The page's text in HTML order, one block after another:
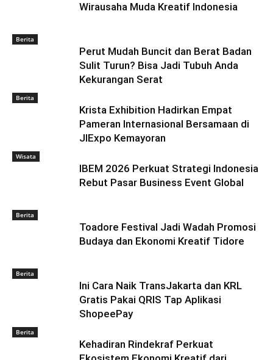
Wirausaha Muda Kreatif Indonesia
Berita
Perut Mudah Buncit dan Berat Badan
Sulit Turun? Bisa Jadi Tubuh Anda
Kekurangan Serat
Berita
Krista Exhibition Hadirkan Empat
Pameran Internasional Bersamaan di
JIExpo Kemayoran
Wisata
IBEM 2026 Perkuat Strategi Indonesia
Rebut Pasar Business Event Global
Berita
Toadore Festival Jadi Wadah Promosi
Budaya dan Ekonomi Kreatif Tidore
Berita
Ini Cara Naik TransJakarta dan KRL
Gratis Pakai QRIS Tap Aplikasi
ShopeePay
Berita
Kehadiran Rindekraf Perkuat